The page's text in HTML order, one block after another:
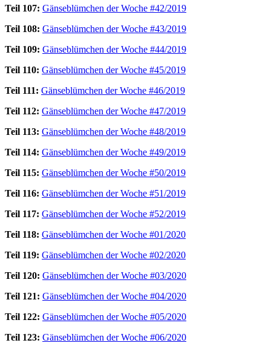
Teil 107: Gänseblümchen der Woche #42/2019
Teil 108: Gänseblümchen der Woche #43/2019
Teil 109: Gänseblümchen der Woche #44/2019
Teil 110: Gänseblümchen der Woche #45/2019
Teil 111: Gänseblümchen der Woche #46/2019
Teil 112: Gänseblümchen der Woche #47/2019
Teil 113: Gänseblümchen der Woche #48/2019
Teil 114: Gänseblümchen der Woche #49/2019
Teil 115: Gänseblümchen der Woche #50/2019
Teil 116: Gänseblümchen der Woche #51/2019
Teil 117: Gänseblümchen der Woche #52/2019
Teil 118: Gänseblümchen der Woche #01/2020
Teil 119: Gänseblümchen der Woche #02/2020
Teil 120: Gänseblümchen der Woche #03/2020
Teil 121: Gänseblümchen der Woche #04/2020
Teil 122: Gänseblümchen der Woche #05/2020
Teil 123: Gänseblümchen der Woche #06/2020